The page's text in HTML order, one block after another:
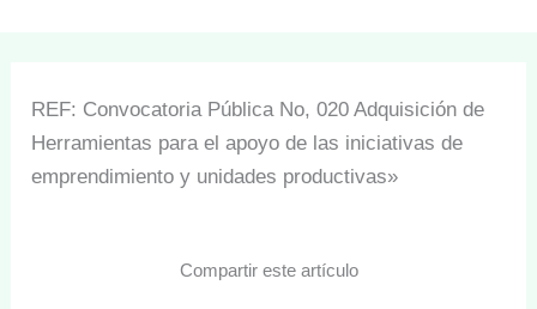
REF: Convocatoria Pública No, 020 Adquisición de
Herramientas para el apoyo de las iniciativas de
emprendimiento y unidades productivas»
Compartir este artículo